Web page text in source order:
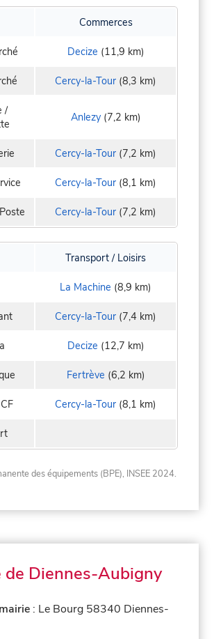
Commerces
Decize (11,9 km)
Cercy-la-Tour (8,3 km)
/
Anlezy(7,2 km)
Cercy-la-Tour (7,2 km)
Cercy-la-Tour (8,1 km)
Cercy-la-Tour (7,2 km)
Transport / Loisirs
La Machine (8,9 km)
Cercy-la-Tour (7,4 km)
Decize (12,7 km)
Fertrève (6,2 km)
Cercy-la-Tour (8,1 km)
des équipements (BPE), INSEE 2024.
de Diennes-Aubigny
: Le Bourg 58340 Diennes-